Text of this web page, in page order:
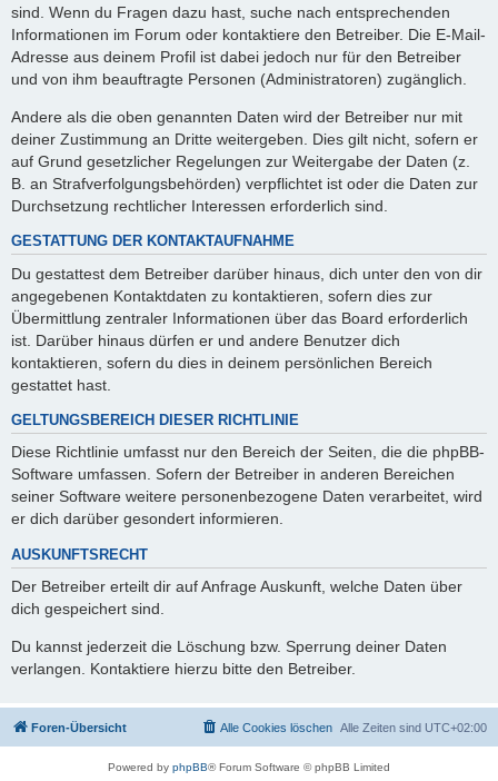
sind. Wenn du Fragen dazu hast, suche nach entsprechenden
Informationen im Forum oder kontaktiere den Betreiber. Die E-Mail-
Adresse aus deinem Profil ist dabei jedoch nur für den Betreiber
und von ihm beauftragte Personen (Administratoren) zugänglich.
Andere als die oben genannten Daten wird der Betreiber nur mit
deiner Zustimmung an Dritte weitergeben. Dies gilt nicht, sofern er
auf Grund gesetzlicher Regelungen zur Weitergabe der Daten (z.
B. an Strafverfolgungsbehörden) verpflichtet ist oder die Daten zur
Durchsetzung rechtlicher Interessen erforderlich sind.
GESTATTUNG DER KONTAKTAUFNAHME
Du gestattest dem Betreiber darüber hinaus, dich unter den von dir
angegebenen Kontaktdaten zu kontaktieren, sofern dies zur
Übermittlung zentraler Informationen über das Board erforderlich
ist. Darüber hinaus dürfen er und andere Benutzer dich
kontaktieren, sofern du dies in deinem persönlichen Bereich
gestattet hast.
GELTUNGSBEREICH DIESER RICHTLINIE
Diese Richtlinie umfasst nur den Bereich der Seiten, die die phpBB-
Software umfassen. Sofern der Betreiber in anderen Bereichen
seiner Software weitere personenbezogene Daten verarbeitet, wird
er dich darüber gesondert informieren.
AUSKUNFTSRECHT
Der Betreiber erteilt dir auf Anfrage Auskunft, welche Daten über
dich gespeichert sind.
Du kannst jederzeit die Löschung bzw. Sperrung deiner Daten
verlangen. Kontaktiere hierzu bitte den Betreiber.
Foren-Übersicht Alle Zeiten sind UTC+02:00
Alle Cookies löschen
Powered by phpBB® Forum Software © phpBB Limited